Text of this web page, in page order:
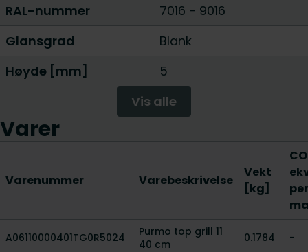
RAL-nummer
7016 - 9016
Glansgrad
Blank
Høyde [mm]
5
Vis alle
Varer
Varenummer Varebeskrivelse
Vekt
[kg]
A06110000401TG0R5024
Purmo top grill 11
40 cm
0.1784 -